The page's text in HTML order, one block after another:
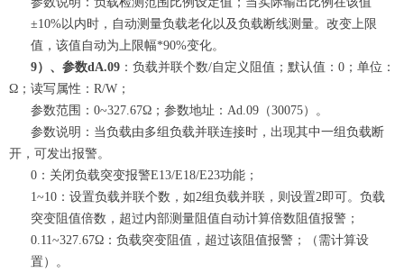
±10%以内时，自动测量负载老化以及负载断线测量。改变上限
值，该值自动为上限幅*90%变化。
9）、参数dA.09 ：负载并联个数/自定义阻值；默认值：0；单位：
Ω；读写属性：R/W；
参数范围：0~327.67Ω；参数地址：Ad.09（30075）。
参数说明：当负载由多组负载并联连接时，出现其中一组负载断
开，可发出报警。
0：关闭负载突变报警E13/E18/E23功能；
1~10：设置负载并联个数，如2组负载并联，则设置2即可。负载
突变阻值倍数，超过内部测量阻值自动计算倍数阻值报警；
0.11~327.67Ω：负载突变阻值，超过该阻值报警；（需计算设
置）。